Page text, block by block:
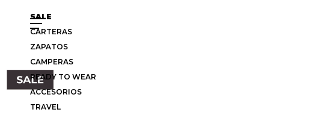
SALE
CARTERAS
ZAPATOS
CAMPERAS
READY TO WEAR
ACCESORIOS
TRAVEL